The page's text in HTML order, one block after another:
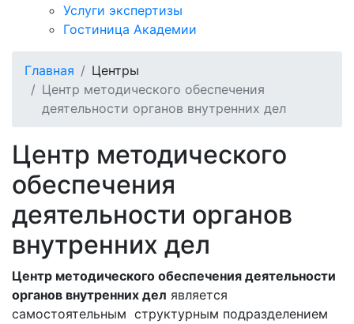
Услуги экспертизы
Гостиница Академии
Главная
Центры
Центр методического обеспечения
деятельности органов внутренних дел
Центр методического
обеспечения
деятельности органов
внутренних дел
Центр методического обеспечения деятельности
органов внутренних дел является
самостоятельным структурным подразделением